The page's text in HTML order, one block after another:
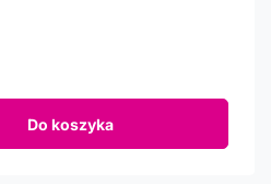
Do koszyka